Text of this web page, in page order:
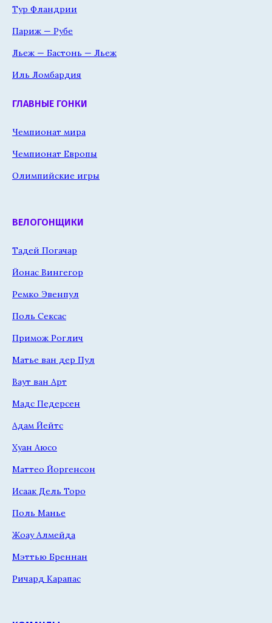
Тур Фландрии
Париж — Рубе
Льеж — Бастонь — Льеж
Иль Ломбардия
ГЛАВНЫЕ ГОНКИ
Чемпионат мира
Чемпионат Европы
Олимпийские игры
ВЕЛОГОНЩИКИ
Тадей Погачар
Йонас Вингегор
Ремко Эвенпул
Поль Сексас
Примож Роглич
Матье ван дер Пул
Ваут ван Арт
Мадс Педерсен
Адам Йейтс
Хуан Аюсо
Маттео Йоргенсон
Исаак Дель Торо
Поль Манье
Жоау Алмейда
Мэттью Бреннан
Ричард Карапас